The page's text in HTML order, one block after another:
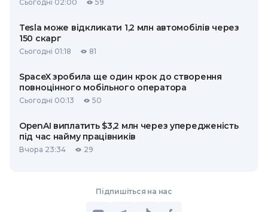
Сьогодні 02:00 59
Tesla може відкликати 1,2 млн автомобілів через
150 скарг
Сьогодні 01:18 81
SpaceX зробила ще один крок до створення
повноцінного мобільного оператора
Сьогодні 00:13 50
OpenAI виплатить $3,2 млн через упередженість
під час найму працівників
Вчора 23:34 29
Підпишіться на нас